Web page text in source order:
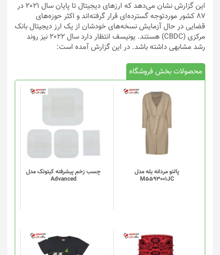
این گزارش نشان می‌دهد که ارزهای دیجیتال تا پایان سال 2021 در
87 کشور موردتوجه گسترده‌ای قرار گرفته‌اند و اکثر حوزه‌های
قضایی در حال آزمایش نسخه‌های خودشان از یک ارز دیجیتال بانک
مرکزی (CBDC) هستند. یونیسف انتظار دارد سال 2022 نیز روند
رشد مشابهی داشته باشد. در این گزارش آمده است:
محصولات بخش فروشگاه
پالتو مردانه یله مدل
M5593001JC
چسب زخم پیشرفته کیتوتک مدل
Advanced